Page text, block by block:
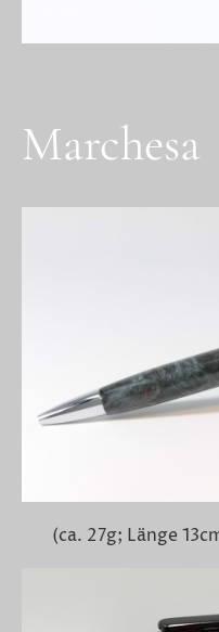
Marchesa
(ca. 27g; Länge